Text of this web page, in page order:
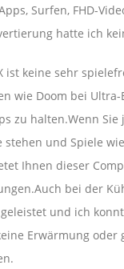
Surfen, FHD-
hatte ich
ist keine sehr
wie Doom bei
zu halten.Wenn Sie
und Spiele
Ihnen dieser
bei der
und ich
Erwärmung